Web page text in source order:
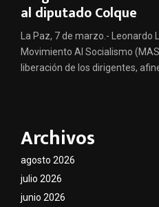
al diputado Colque
La Paz, 7 de marzo.- Leonardo
Movimiento Al Socialismo
liberación de los dirigentes,
Archivos
agosto 2026
julio 2026
junio 2026